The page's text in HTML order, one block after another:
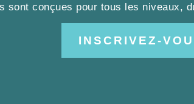
sont conçues pour tous les niveaux,
INSCRIVEZ-